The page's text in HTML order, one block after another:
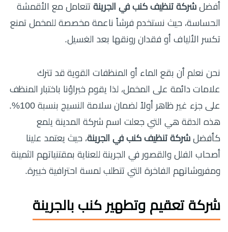
أفضل شركة تنظيف كنب في الجرينة تتعامل مع الأقمشة
الحساسة، حيث نستخدم فرشاً ناعمة مخصصة للمخمل تمنع
تكسر الألياف أو فقدان رونقها بعد الغسيل.
نحن نعلم أن بقع الماء أو المنظفات القوية قد تترك
علامات دائمة على المخمل، لذا يقوم خبراؤنا باختبار المنظف
على جزء غير ظاهر أولاً لضمان سلامة النسيج بنسبة 100%.
هذه الدقة هي التي جعلت اسم شركة المدينة يلمع
كأفضل شركة تنظيف كنب في الجرينة، حيث يعتمد علينا
أصحاب الفلل والقصور في الجرينة للعناية بمقتنياتهم الثمينة
ومفروشاتهم الفاخرة التي تتطلب لمسة احترافية خبيرة.
شركة تعقيم وتطهير كنب بالجرينة